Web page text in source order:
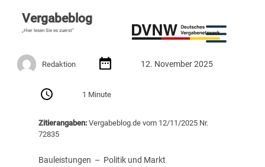
Vergabeblog
„Hier lesen Sie es zuerst“
Redaktion 12. November 2025
1 Minute
Zitierangaben:Vergabeblog.de vom 12/11/2025 Nr.
72835
Bauleistungen
  –
Politik und Markt